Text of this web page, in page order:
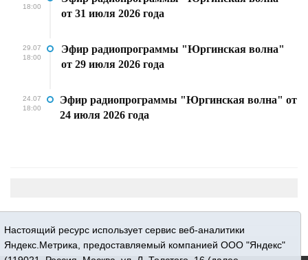
18:00
от 31 июля 2026 года
29.07
18:00
Эфир радиопрограммы "Юргинская волна"
от 29 июля 2026 года
24.07
18:00
Эфир радиопрограммы "Юргинская волна" от
24 июля 2026 года
Настоящий ресурс использует сервис веб-аналитики
Яндекс.Метрика, предоставляемый компанией ООО "Яндекс"